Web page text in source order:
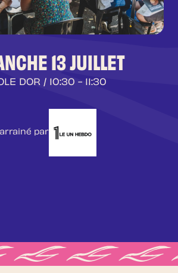
13 JUILLET
DOR / 10:30 - 11:30
par
avecl’Hedbo le 1